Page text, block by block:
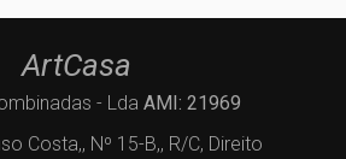
ArtCasa
- Lda AMI: 21969
Costa,, Nº 15-B,, R/C, Direito